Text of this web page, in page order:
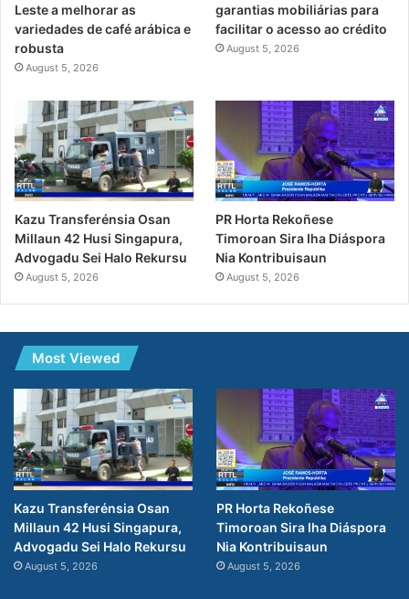
Leste a melhorar as
variedades de café arábica e
robusta
August 5, 2026
garantias mobiliárias para
facilitar o acesso ao crédito
August 5, 2026
Kazu Transferénsia Osan
Millaun 42 Husi Singapura,
Advogadu Sei Halo Rekursu
August 5, 2026
PR Horta Rekoñese
Timoroan Sira Iha Diáspora
Nia Kontribuisaun
August 5, 2026
Most Viewed
Kazu Transferénsia Osan
Millaun 42 Husi Singapura,
Advogadu Sei Halo Rekursu
August 5, 2026
PR Horta Rekoñese
Timoroan Sira Iha Diáspora
Nia Kontribuisaun
August 5, 2026